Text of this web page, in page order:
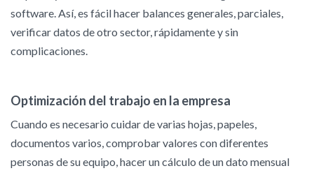
software. Así, es fácil hacer balances generales, parciales,
verificar datos de otro sector, rápidamente y sin
complicaciones.
Optimización del trabajo en la empresa
Cuando es necesario cuidar de varias hojas, papeles,
documentos varios, comprobar valores con diferentes
personas de su equipo, hacer un cálculo de un dato mensual